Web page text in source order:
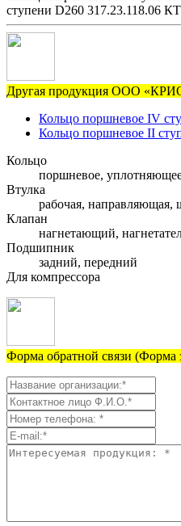
ступени D260 317.23.118.06 КТ
Другая продукция ООО
Кольцо поршневое IV
Кольцо поршневое II
Кольцо
поршневое,
Втулка
рабочая, направляющая,
Клапан
нагнетающий,
Подшипник
задний, передний
Для компрессора
Форма обратной связи (Форма